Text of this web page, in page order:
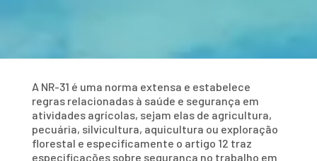
A NR-31 é uma norma extensa e estabelece
regras relacionadas à saúde e segurança em
atividades agrícolas, sejam elas de agricultura,
pecuária, silvicultura, aquicultura ou exploração
florestal e especificamente o artigo 12 traz
especificações sobre segurança no trabalho em